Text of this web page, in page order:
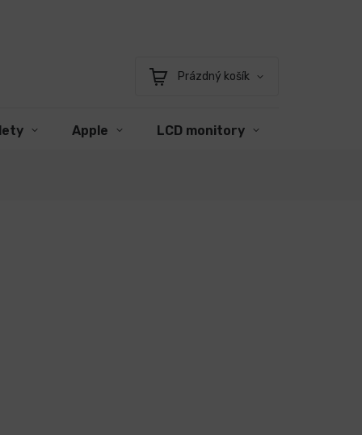
Nákupní
Prázdný košík
Apple LCD monitory